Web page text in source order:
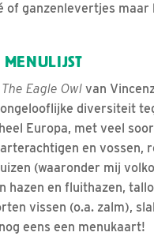
ganzenlevertjes
The Eagle Owl van
diversiteit
Europa, met veel
en vossen,
(waaronder mij
en fluithazen,
vissen (o.a. zalm),
eens een menukaart!